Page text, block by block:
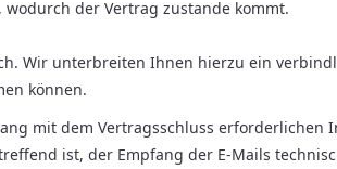
der Vertrag zustande kommt.
Wir unterbreiten Ihnen hierzu ein
können.
mit dem Vertragsschluss
ist, der Empfang der E-Mails